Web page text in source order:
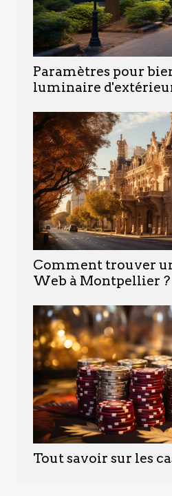
Paramètres pour
luminaire
Comment trouver
Web à Montpellier ?
Tout savoir sur les